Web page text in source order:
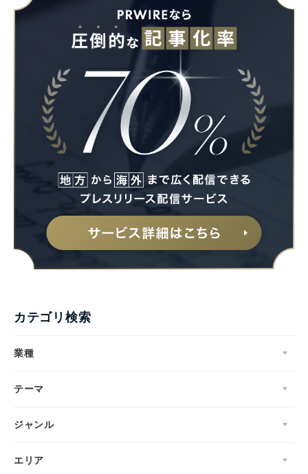
カテゴリ検索
業種
テーマ
ジャンル
エリア
Japanese
English